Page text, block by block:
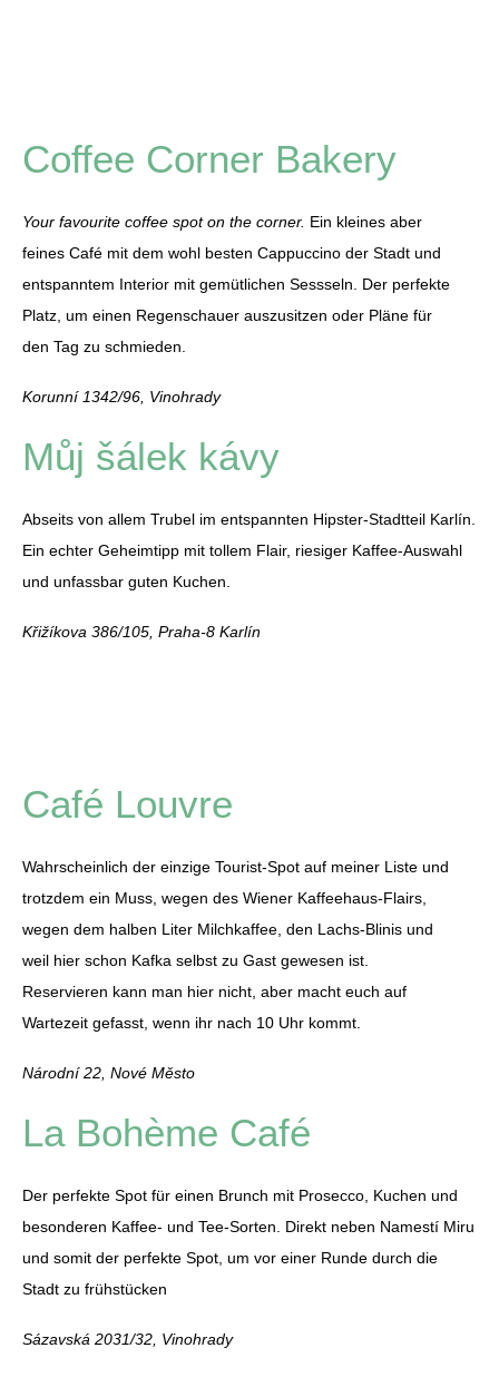
Coffee Corner Bakery
Your favourite coffee spot on the corner. Ein kleines aber
feines Café mit dem wohl besten Cappuccino der Stadt und
entspanntem Interior mit gemütlichen Sessseln. Der perfekte
Platz, um einen Regenschauer auszusitzen oder Pläne für
den Tag zu schmieden.
Korunní 1342/96, Vinohrady
Můj šálek kávy
Abseits von allem Trubel im entspannten Hipster-Stadtteil Karlín.
Ein echter Geheimtipp mit tollem Flair, riesiger Kaffee-Auswahl
und unfassbar guten Kuchen.
Křižíkova 386/105, Praha-8 Karlín
Café Louvre
Wahrscheinlich der einzige Tourist-Spot auf meiner Liste und
trotzdem ein Muss, wegen des Wiener Kaffeehaus-Flairs,
wegen dem halben Liter Milchkaffee, den Lachs-Blinis und
weil hier schon Kafka selbst zu Gast gewesen ist.
Reservieren kann man hier nicht, aber macht euch auf
Wartezeit gefasst, wenn ihr nach 10 Uhr kommt.
Národní 22, Nové Město
La Bohème Café
Der perfekte Spot für einen Brunch mit Prosecco, Kuchen und
besonderen Kaffee- und Tee-Sorten. Direkt neben Namestí Miru
und somit der perfekte Spot, um vor einer Runde durch die
Stadt zu frühstücken
Sázavská 2031/32, Vinohrady